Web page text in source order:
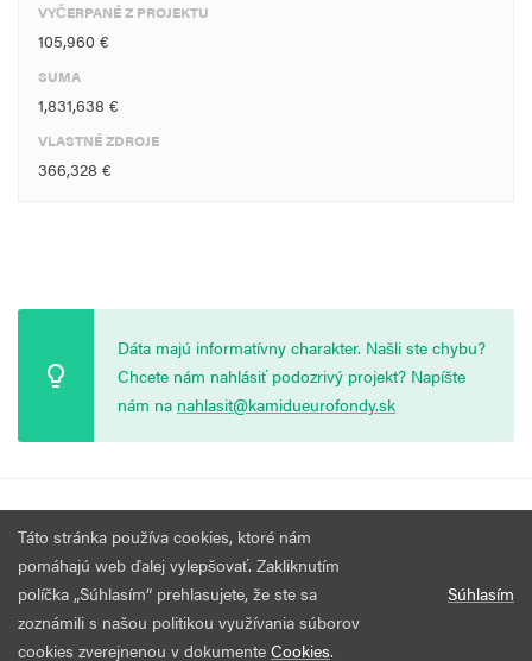
VYČERPANÉ Z PROJEKTU
105,960 €
SUMA
1,831,638 €
VLASTNÉ ZDROJE
366,328 €
Dáta majú informatívny charakter. Našli ste chybu?
Chcete nám nahlásiť podozrivý projekt? Napíšte
nám na nahlasit@kamidueurofondy.sk
Všetky práva vyhradené.
Táto stránka používa cookies, ktoré nám
pomáhajú web ďalej vylepšovať. Zakliknutím
políčka „Súhlasím“ prehlasujete, že ste sa
zoznámili s našou politikou využívania súborov
cookies zverejnenou v dokumente Cookies.
Súhlasím